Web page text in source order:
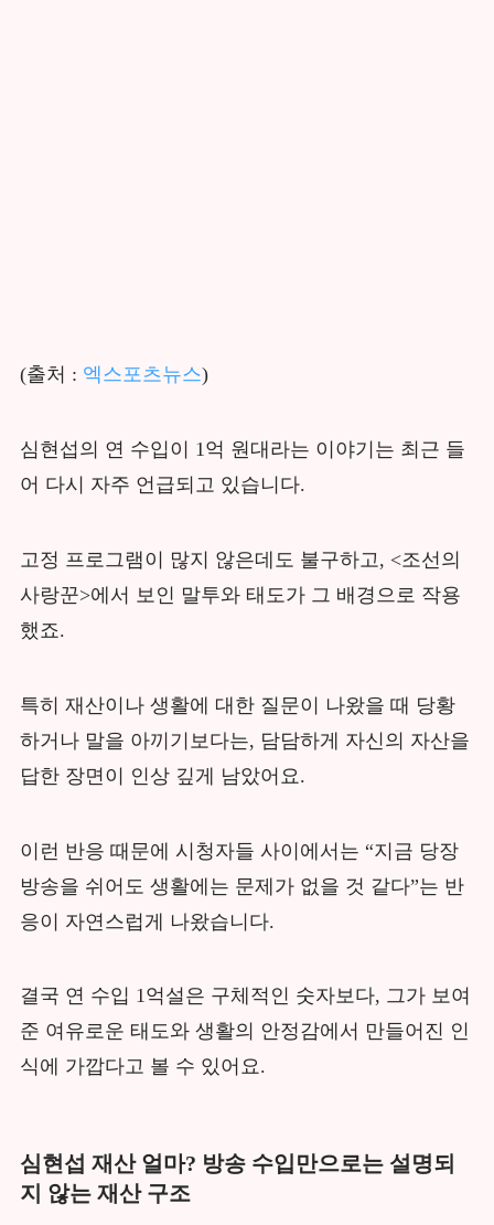
(출처 : 엑스포츠뉴스)
심현섭의 연 수입이 1억 원대라는 이야기는 최근 들
어 다시 자주 언급되고 있습니다.
고정 프로그램이 많지 않은데도 불구하고, <조선의
사랑꾼>에서 보인 말투와 태도가 그 배경으로 작용
했죠.
특히 재산이나 생활에 대한 질문이 나왔을 때 당황
하거나 말을 아끼기보다는, 담담하게 자신의 자산을
답한 장면이 인상 깊게 남았어요.
이런 반응 때문에 시청자들 사이에서는 “지금 당장
방송을 쉬어도 생활에는 문제가 없을 것 같다”는 반
응이 자연스럽게 나왔습니다.
결국 연 수입 1억설은 구체적인 숫자보다, 그가 보여
준 여유로운 태도와 생활의 안정감에서 만들어진 인
식에 가깝다고 볼 수 있어요.
심현섭 재산 얼마? 방송 수입만으로는 설명되
지 않는 재산 구조